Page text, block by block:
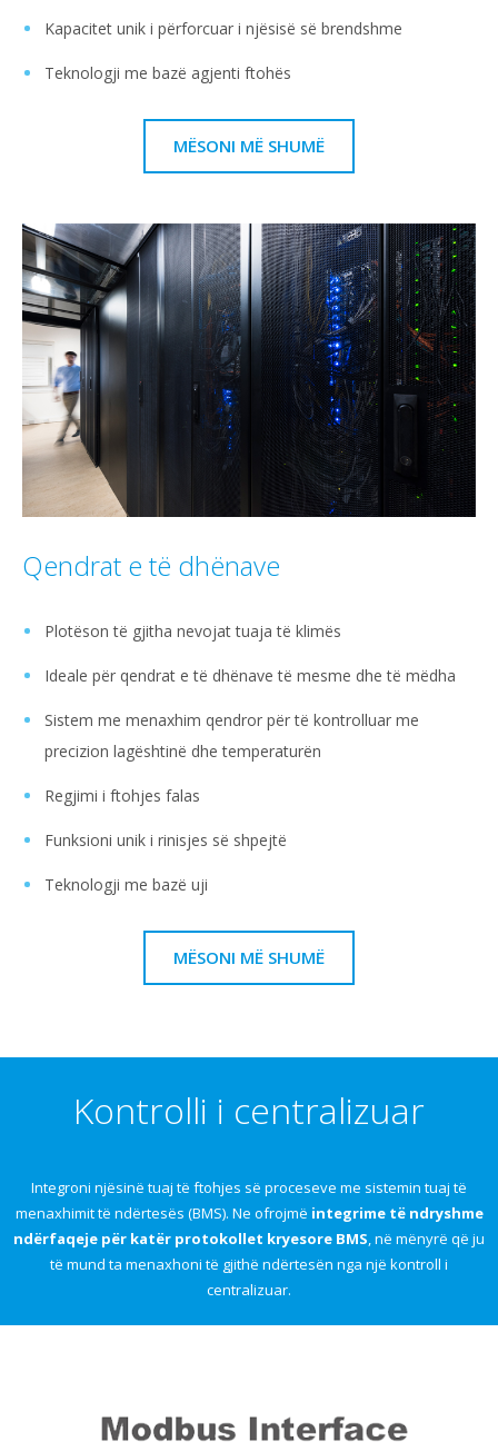
Kapacitet unik i përforcuar i njësisë së brendshme
Teknologji me bazë agjenti ftohës
MËSONI MË SHUMË
Qendrat e të dhënave
Plotëson të gjitha nevojat tuaja të klimës
Ideale për qendrat e të dhënave të mesme dhe të mëdha
Sistem me menaxhim qendror për të kontrolluar me
precizion lagështinë dhe temperaturën
Regjimi i ftohjes falas
Funksioni unik i rinisjes së shpejtë
Teknologji me bazë uji
MËSONI MË SHUMË
Kontrolli i centralizuar
Integroni njësinë tuaj të ftohjes së proceseve me sistemin tuaj të
menaxhimit të ndërtesës (BMS). Ne ofrojmë integrime të ndryshme
ndërfaqeje për katër protokollet kryesore BMS, në mënyrë që ju
të mund ta menaxhoni të gjithë ndërtesën nga një kontroll i
centralizuar.